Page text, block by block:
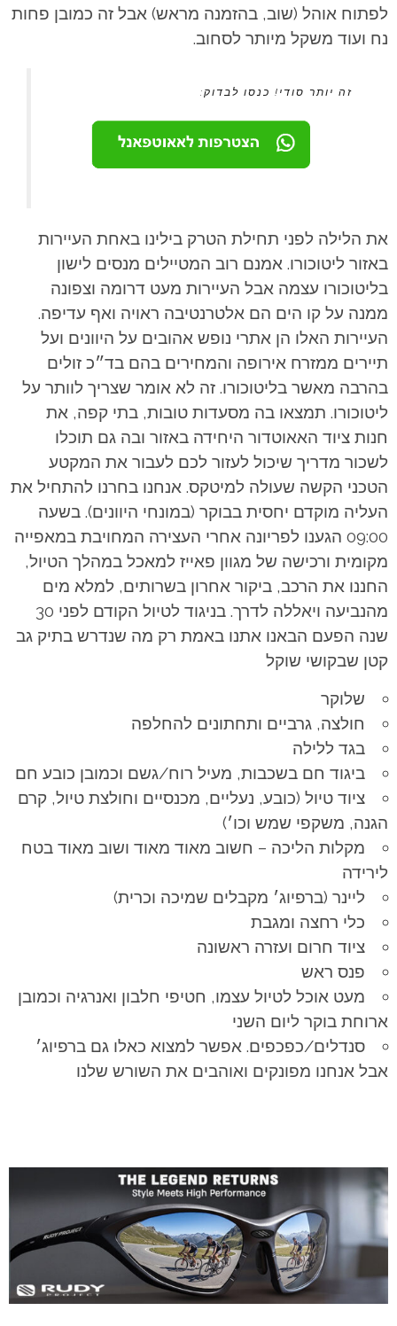
לפתוח אוהל (שוב, בהזמנה מראש) אבל זה כמובן פחות
נח ועוד משקל מיותר לסחוב.
זה יותר סודי! כנסו לבדוק:
את הלילה לפני תחילת הטרק בילינו באחת העיירות
באזור ליטוכורו. אמנם רוב המטיילים מנסים לישון
בליטוכורו עצמה אבל העיירות מעט דרומה וצפונה
ממנה על קו הים הם אלטרנטיבה ראויה ואף עדיפה.
העיירות האלו הן אתרי נופש אהובים על היוונים ועל
תיירים ממזרח אירופה והמחירים בהם בד״כ זולים
בהרבה מאשר בליטוכורו. זה לא אומר שצריך לוותר על
ליטוכורו. תמצאו בה מסעדות טובות, בתי קפה, את
חנות ציוד האאוטדור היחידה באזור ובה גם תוכלו
לשכור מדריך שיכול לעזור לכם לעבור את המקטע
הטכני הקשה שעולה למיטקס. אנחנו בחרנו להתחיל את
העליה מוקדם יחסית בבוקר (במונחי היוונים). בשעה
09:00 הגענו לפריונה אחרי העצירה המחויבת במאפייה
מקומית ורכישה של מגוון פאייז למאכל במהלך הטיול,
החננו את הרכב, ביקור אחרון בשרותים, למלא מים
מהנביעה ויאללה לדרך. בניגוד לטיול הקודם לפני 30
שנה הפעם הבאנו אתנו באמת רק מה שנדרש בתיק גב
קטן שבקושי שוקל
שלוקר
חולצה, גרביים ותחתונים להחלפה
בגד ללילה
ביגוד חם בשכבות, מעיל רוח/גשם וכמובן כובע חם
ציוד טיול (כובע, נעליים, מכנסיים וחולצת טיול, קרם
הגנה, משקפי שמש וכו׳)
מקלות הליכה – חשוב מאוד מאוד ושוב מאוד בטח
לירידה
ליינר (ברפיוג׳ מקבלים שמיכה וכרית)
כלי רחצה ומגבת
ציוד חרום ועזרה ראשונה
פנס ראש
מעט אוכל לטיול עצמו, חטיפי חלבון ואנרגיה וכמובן
ארוחת בוקר ליום השני
סנדלים/כפכפים. אפשר למצוא כאלו גם ברפיוג׳
אבל אנחנו מפונקים ואוהבים את השורש שלנו